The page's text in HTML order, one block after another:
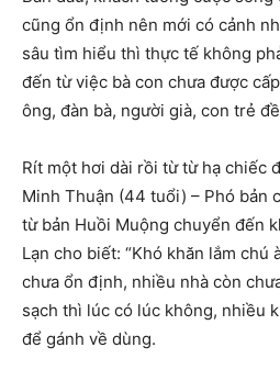
cũng ổn định nên mới có cảnh
sâu tìm hiểu thì thực tế không
đến từ việc bà con chưa được
ông, đàn bà, người già, con trẻ
Rít một hơi dài rồi từ từ hạ chiếc
Minh Thuận (44 tuổi) – Phó bản
từ bản Huồi Muộng chuyển đến
Lạn cho biết: “Khó khăn lắm chú
chưa ổn định, nhiều nhà còn
sạch thì lúc có lúc không, nhiều
để gánh về dùng.